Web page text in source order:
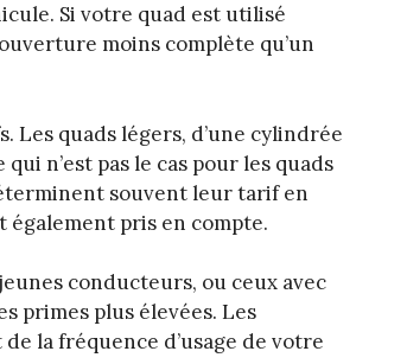
Si votre quad est utilisé
moins complète qu’un
Les quads légers, d’une cylindrée
n’est pas le cas pour les quads
souvent leur tarif en
pris en compte.
conducteurs, ou ceux avec
primes plus élevées. Les
la fréquence d’usage de votre